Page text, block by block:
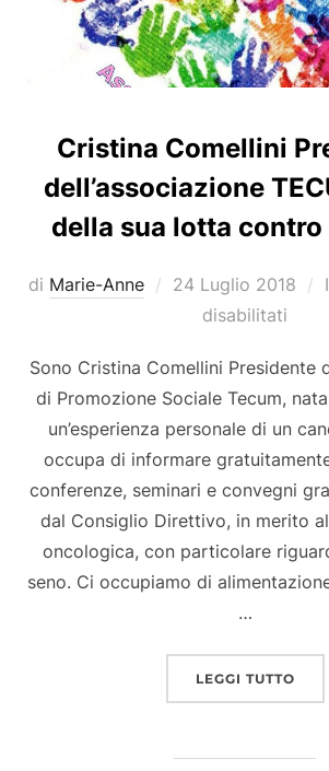
Cristina Comellini
dell’associazione
della sua lotta
di Marie-Anne
Pubblicato
24 Luglio 2018
disabilitati
Sono Cristina Comellini Presidente
di Promozione Sociale Tecum,
un’esperienza personale di un
occupa di informare
conferenze, seminari e convegni
dal Consiglio Direttivo, in merito
oncologica, con particolare
seno. Ci occupiamo di
…
LEGGI TUTTO